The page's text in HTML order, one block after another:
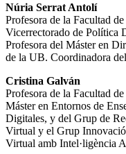
Núria Serrat Antolí
Profesora de la Facultad
Vicerrectorado de Política
Profesora del Máster en
de la UB. Coordinadora
Cristina Galván
Profesora de la Facultad
Máster en Entornos de
Digitales, y del Grup de
Virtual y el Grup
Virtual amb Intel·ligència